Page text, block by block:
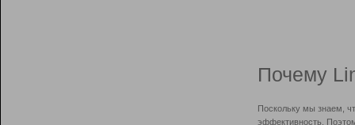
Почему
Поскольку мы знаем,
эффективность.